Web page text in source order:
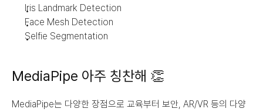
Iris Landmark Detection
Face Mesh Detection
Selfie Segmentation
MediaPipe 아주 칭찬해 👏
MediaPipe는 다양한 장점으로 교육부터 보안, AR/VR 등의 다양